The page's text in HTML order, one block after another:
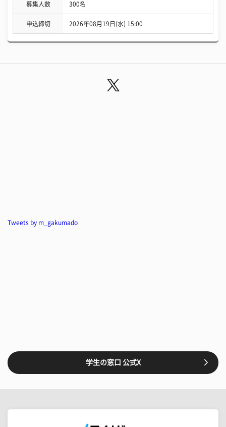
募集人数 300名
申込締切 2026年08月19日(水) 15:00
Tweets by m_gakumado
学生の窓口 公式X